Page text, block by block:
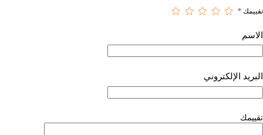
تقييمك *
الاسم
البريد الإلكتروني